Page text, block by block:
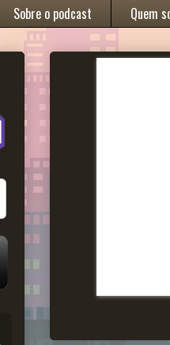
Sobre o podcast Quem